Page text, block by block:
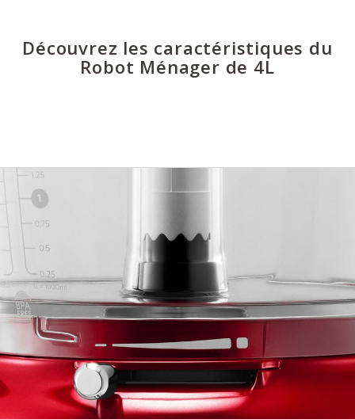
Découvrez les caractéristiques du
Robot Ménager de 4L